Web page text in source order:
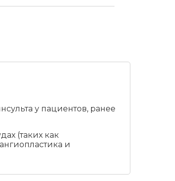
у пациентов, ранее
(таких как
и